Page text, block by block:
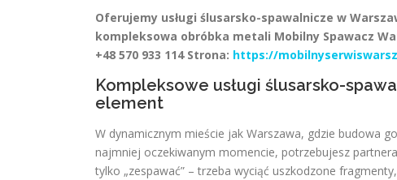
Oferujemy usługi ślusarsko-spawalnicze w
kompleksowa obróbka metali Mobilny Spawacz
+48 570 933 114 Strona: https://
Kompleksowe usługi ślusarsko-
element
W dynamicznym mieście jak Warszawa, gdzie budowa
najmniej oczekiwanym momencie, potrzebujesz
tylko „zespawać” – trzeba wyciąć uszkodzone